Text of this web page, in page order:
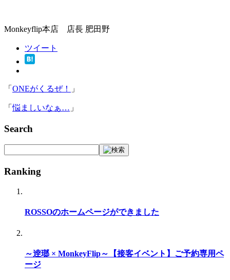
Monkeyflip本店 店長 肥田野
ツイート
「 ONEがくるぜ！ 」
「悩ましいなぁ… 」
Search
Ranking
ROSSOのホームページができました
～逹瑯 × MonkeyFlip～【接客イベント】ご予約専用ペ
ージ